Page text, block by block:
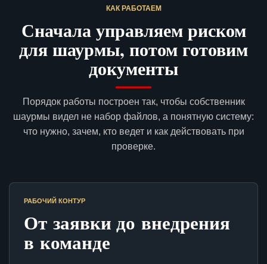
КАК РАБОТАЕМ
Сначала управляем риском
для шаурмы, потом готовим
документы
Порядок работы построен так, чтобы собственник
шаурмы видел не набор файлов, а понятную систему:
что нужно, зачем, кто ведет и как действовать при
проверке.
РАБОЧИЙ КОНТУР
От заявки до внедрения
в команде